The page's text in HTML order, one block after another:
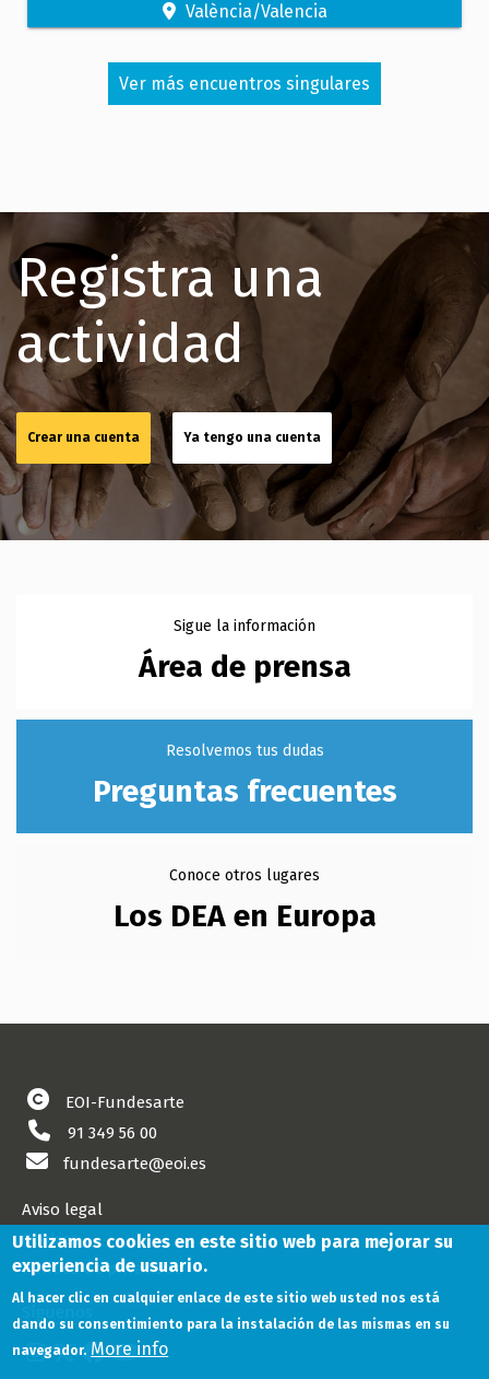
València/Valencia
Ver más encuentros singulares
Registra una
actividad
Crear una cuenta Ya tengo una cuenta
Área de prensa
Preguntas frecuentes
Los DEA en Europa
EOI-Fundesarte
91 349 56 00
fundesarte@eoi.es
Aviso legal
Cookies
Política de privacidad
Utilizamos cookies en este sitio web para mejorar su
experiencia de usuario.
Al hacer clic en cualquier enlace de este sitio web usted nos está
dando su consentimiento para la instalación de las mismas en su
navegador. More info